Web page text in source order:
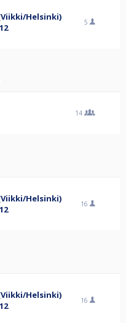
Helsinki)
5
14
Helsinki)
16
Helsinki)
16